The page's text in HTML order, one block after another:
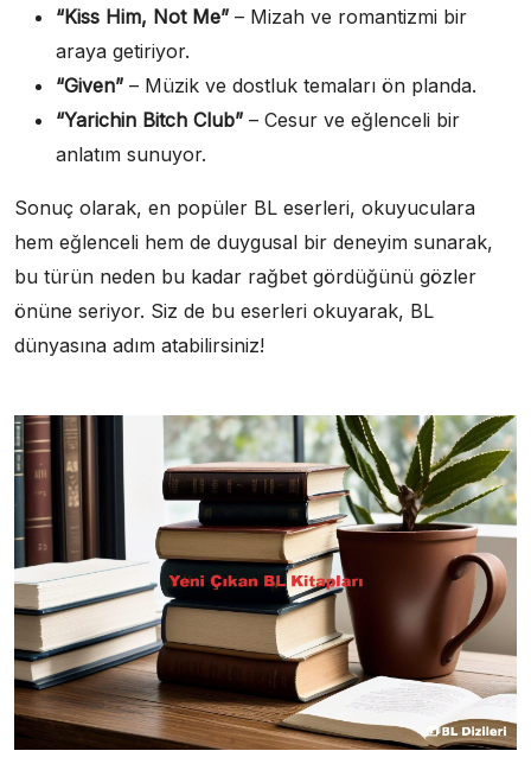
“Kiss Him, Not Me” – Mizah ve romantizmi bir
araya getiriyor.
“Given” – Müzik ve dostluk temaları ön planda.
“Yarichin Bitch Club” – Cesur ve eğlenceli bir
anlatım sunuyor.
Sonuç olarak, en popüler BL eserleri, okuyuculara
hem eğlenceli hem de duygusal bir deneyim sunarak,
bu türün neden bu kadar rağbet gördüğünü gözler
önüne seriyor. Siz de bu eserleri okuyarak, BL
dünyasına adım atabilirsiniz!